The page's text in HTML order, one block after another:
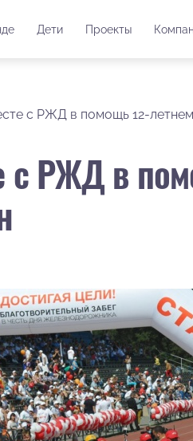
Дети Проекты
с РЖД в помощь 12-
с РЖД в